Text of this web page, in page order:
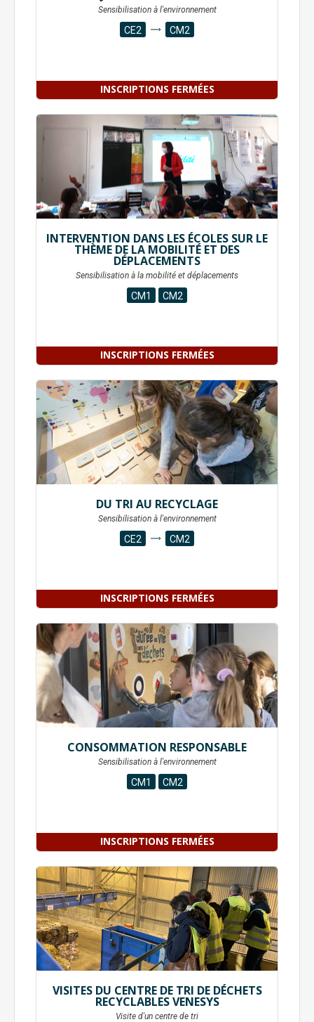
INSCRIPTIONS FERMÉES
Sensibilisation à l'environnement
CE2 CM2
INSCRIPTIONS FERMÉES
INTERVENTION DANS LES ÉCOLES SUR LE
THÈME DE LA MOBILITÉ ET DES
DÉPLACEMENTS
Sensibilisation à la mobilité et déplacements
CM1 CM2
INSCRIPTIONS FERMÉES
DU TRI AU RECYCLAGE
Sensibilisation à l'environnement
CE2 CM2
INSCRIPTIONS FERMÉES
CONSOMMATION RESPONSABLE
Sensibilisation à l'environnement
CM1 CM2
VISITES DU CENTRE DE TRI DE DÉCHETS
RECYCLABLES VENESYS
Visite d'un centre de tri